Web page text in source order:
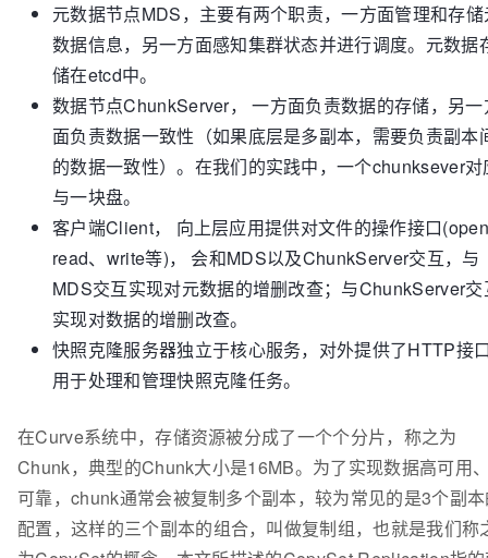
元数据节点MDS，主要有两个职责，一方面管理和存
数据信息，另一方面感知集群状态并进⾏调度。元数据
储在etcd中。
数据节点ChunkServer， 一方面负责数据的存储，另一
面负责数据一致性（如果底层是多副本，需要负责副本
的数据一致性）。在我们的实践中，一个chunksever对
与一块盘。
客⼾端Client， 向上层应用提供对文件的操作接口
read、write等)， 会和MDS以及ChunkServer交互，与
MDS交互实现对元数据的增删改查；与ChunkServer交
实现对数据的增删改查。
快照克隆服务器独立于核心服务，对外提供了HTTP接
用于处理和管理快照克隆任务。
在Curve系统中，存储资源被分成了一个个分片，称之为
Chunk，典型的Chunk大小是16MB。为了实现数据高可用
可靠，chunk通常会被复制多个副本，较为常见的是3个副
配置，这样的三个副本的组合，叫做复制组，也就是我们称